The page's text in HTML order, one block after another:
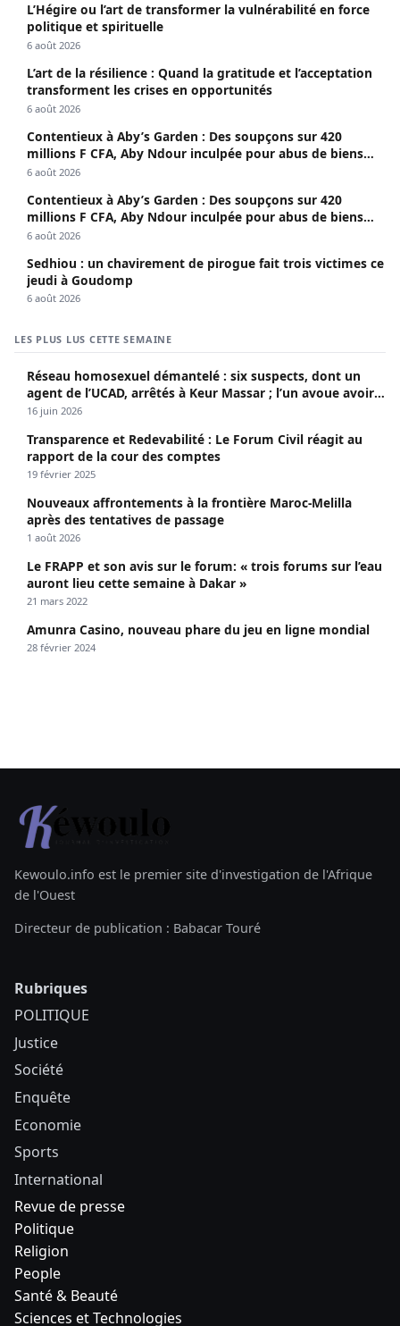
L’Hégire ou l’art de transformer la vulnérabilité en force
politique et spirituelle
6 août 2026
L’art de la résilience : Quand la gratitude et l’acceptation
transforment les crises en opportunités
6 août 2026
Contentieux à Aby’s Garden : Des soupçons sur 420
millions F CFA, Aby Ndour inculpée pour abus de biens
sociaux
6 août 2026
Contentieux à Aby’s Garden : Des soupçons sur 420
millions F CFA, Aby Ndour inculpée pour abus de biens
sociaux
6 août 2026
Sedhiou : un chavirement de pirogue fait trois victimes ce
jeudi à Goudomp
6 août 2026
LES PLUS LUS CETTE SEMAINE
Réseau homosexuel démantelé : six suspects, dont un
agent de l’UCAD, arrêtés à Keur Massar ; l’un avoue avoir
propagé le VIH depuis 2018
16 juin 2026
Transparence et Redevabilité : Le Forum Civil réagit au
rapport de la cour des comptes
19 février 2025
Nouveaux affrontements à la frontière Maroc-Melilla
après des tentatives de passage
1 août 2026
Le FRAPP et son avis sur le forum: « trois forums sur l’eau
auront lieu cette semaine à Dakar »
21 mars 2022
Amunra Casino, nouveau phare du jeu en ligne mondial
28 février 2024
Kewoulo.info est le premier site d'investigation de l'Afrique
de l'Ouest
Directeur de publication : Babacar Touré
Rubriques
POLITIQUE
Justice
Société
Enquête
Economie
Sports
International
Revue de presse
Politique
Religion
People
Santé & Beauté
Sciences et Technologies